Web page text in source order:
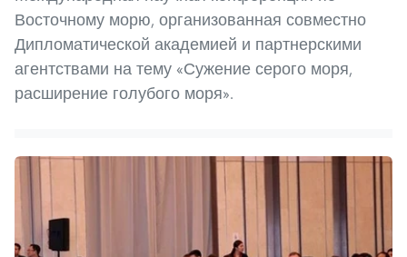
Восточному морю, организованная совместно
Дипломатической академией и партнерскими
агентствами на тему «Сужение серого моря,
расширение голубого моря».